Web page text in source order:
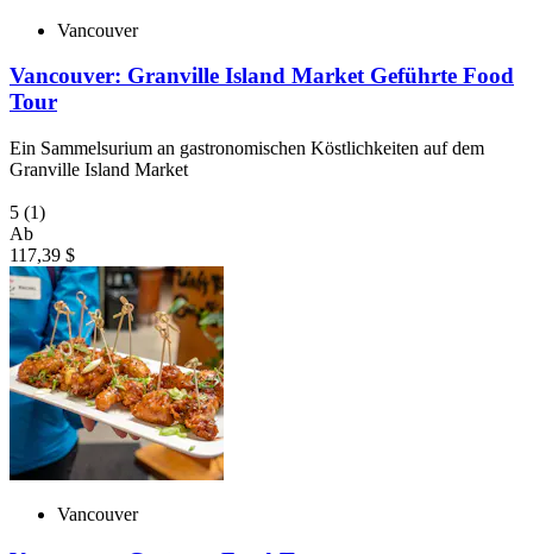
Vancouver
Vancouver: Granville Island Market Geführte Food
Tour
Ein Sammelsurium an gastronomischen Köstlichkeiten auf dem
Granville Island Market
5 (1)
Ab
117,39 $
Vancouver